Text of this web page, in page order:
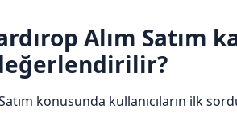
Alım Satım
konusunda kullanıcıların ilk